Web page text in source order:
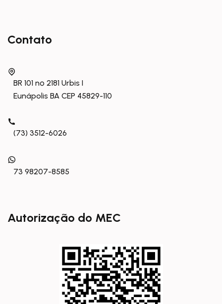
Contato
BR 101 nº 2181 Urbis I
Eunápolis BA CEP 45829-110
(73) 3512-6026
73 98207-8585
Autorização do MEC